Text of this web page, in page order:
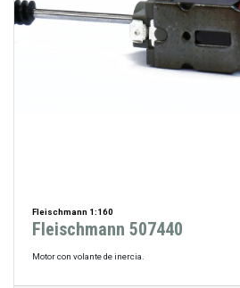
Fleischmann 1:160
Fleischmann 507440
Motor con volante de inercia.